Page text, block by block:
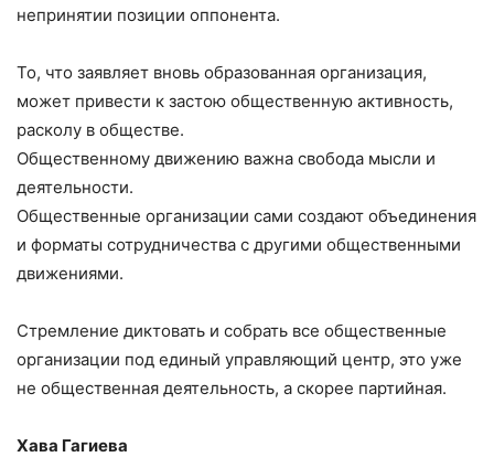
непринятии позиции оппонента.
То, что заявляет вновь образованная организация,
может привести к застою общественную активность,
расколу в обществе.
Общественному движению важна свобода мысли и
деятельности.
Общественные организации сами создают объединения
и форматы сотрудничества с другими общественными
движениями.
Стремление диктовать и собрать все общественные
организации под единый управляющий центр, это уже
не общественная деятельность, а скорее партийная.
Хава Гагиева